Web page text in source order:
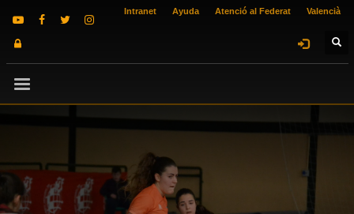
Intranet Ayuda Atenció al Federat Valencià